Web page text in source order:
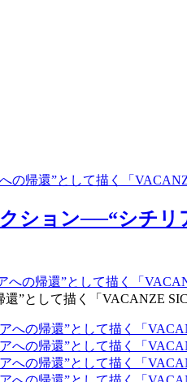
帰還”として描く「
ション──“シチ
”として描く「VACANZE